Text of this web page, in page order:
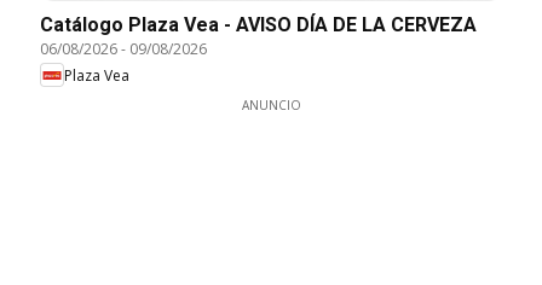
Catálogo Plaza Vea - AVISO DÍA DE LA CERVEZA
06/08/2026- 09/08/2026
Plaza Vea
ANUNCIO